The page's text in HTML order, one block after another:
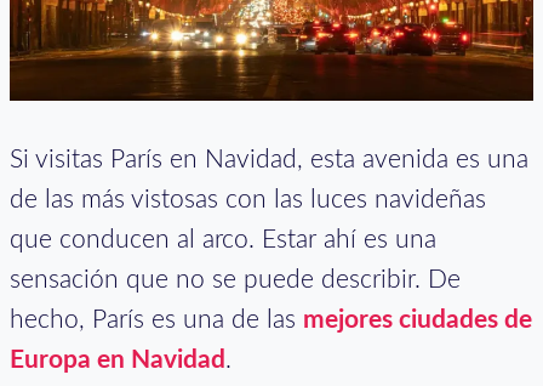
Si visitas París en Navidad, esta avenida es una
de las más vistosas con las luces navideñas
que conducen al arco. Estar ahí es una
sensación que no se puede describir. De
hecho, París es una de las mejores ciudades de
Europa en Navidad.